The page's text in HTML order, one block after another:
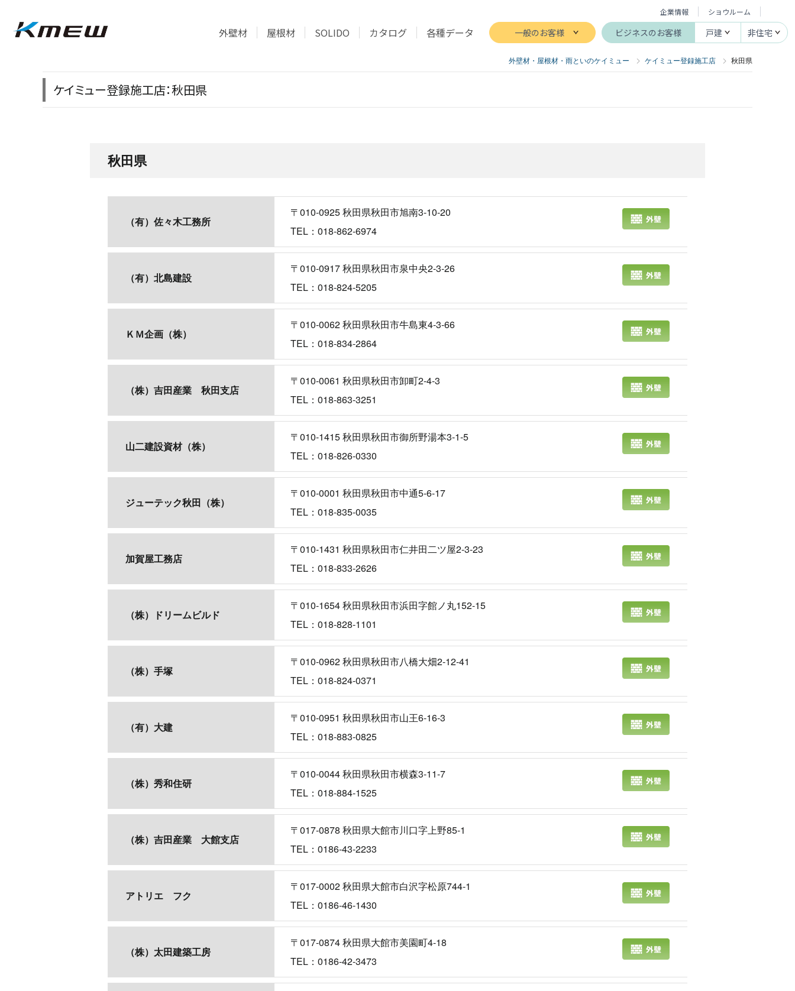
企業情報 ショウルーム
外壁材 屋根材 SOLIDO カタログ 各種データ 一般のお客様 ビジネスのお客様 戸建 非住宅
外壁材・屋根材・雨といのケイミュー ケイミュー登録施工店 秋田県
ケイミュー登録施工店：秋田県
秋田県
（有）佐々木工務所
〒010-0925 秋田県秋田市旭南3-10-20
TEL：018-862-6974
（有）北島建設
〒010-0917 秋田県秋田市泉中央2-3-26
TEL：018-824-5205
ＫＭ企画（株）
〒010-0062 秋田県秋田市牛島東4-3-66
TEL：018-834-2864
（株）吉田産業 秋田支店
〒010-0061 秋田県秋田市卸町2-4-3
TEL：018-863-3251
山二建設資材（株）
〒010-1415 秋田県秋田市御所野湯本3-1-5
TEL：018-826-0330
ジューテック秋田（株）
〒010-0001 秋田県秋田市中通5-6-17
TEL：018-835-0035
加賀屋工務店
〒010-1431 秋田県秋田市仁井田二ツ屋2-3-23
TEL：018-833-2626
（株）ドリームビルド
〒010-1654 秋田県秋田市浜田字館ノ丸152-15
TEL：018-828-1101
（株）手塚
〒010-0962 秋田県秋田市八橋大畑2-12-41
TEL：018-824-0371
（有）大建
〒010-0951 秋田県秋田市山王6-16-3
TEL：018-883-0825
（株）秀和住研
〒010-0044 秋田県秋田市横森3-11-7
TEL：018-884-1525
（株）吉田産業 大館支店
〒017-0878 秋田県大館市川口字上野85-1
TEL：0186-43-2233
アトリエ フク
〒017-0002 秋田県大館市白沢字松原744-1
TEL：0186-46-1430
（株）太田建築工房
〒017-0874 秋田県大館市美園町4-18
TEL：0186-42-3473